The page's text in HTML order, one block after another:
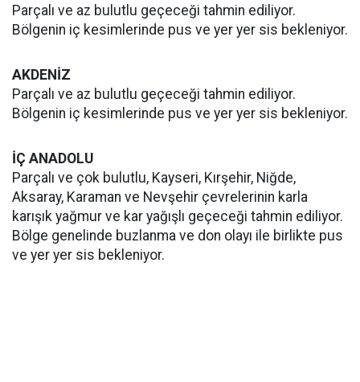
Parçalı ve az bulutlu geçeceği tahmin ediliyor.
Bölgenin iç kesimlerinde pus ve yer yer sis bekleniyor.
AKDENİZ
Parçalı ve az bulutlu geçeceği tahmin ediliyor.
Bölgenin iç kesimlerinde pus ve yer yer sis bekleniyor.
İÇ ANADOLU
Parçalı ve çok bulutlu, Kayseri, Kırşehir, Niğde,
Aksaray, Karaman ve Nevşehir çevrelerinin karla
karışık yağmur ve kar yağışlı geçeceği tahmin ediliyor.
Bölge genelinde buzlanma ve don olayı ile birlikte pus
ve yer yer sis bekleniyor.